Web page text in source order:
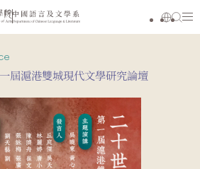
屆滬港雙城現代文學研究論壇